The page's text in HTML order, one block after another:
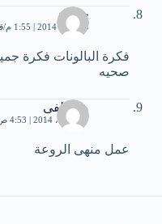
حوراء
20 يناير، 2014 | 1:55 م
فكرة البالونات فكرة
صحيه
مصطفى
17 أبريل، 2014 | 4:53 ص
عمل منهى الروعة